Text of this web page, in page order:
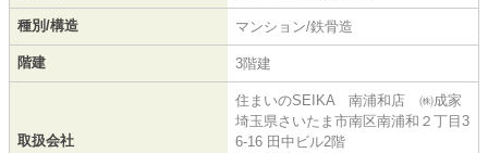
種別/構造 マンション/鉄骨造
階建 3階建
取扱会社
住まいのSEIKA 南浦和店 ㈱成家
埼玉県さいたま市南区南浦和２丁目3
6-16 田中ビル2階